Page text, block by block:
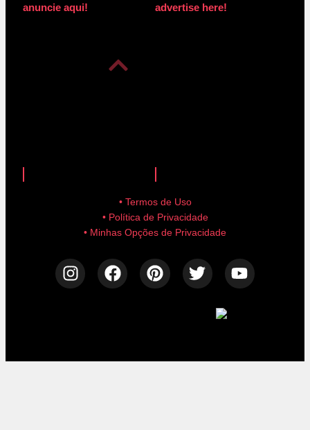
anuncie aqui! advertise here!
• Termos de Uso
• Política de Privacidade
• Minhas Opções de Privacidade